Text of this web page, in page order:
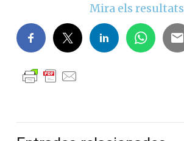
Mira els resultats